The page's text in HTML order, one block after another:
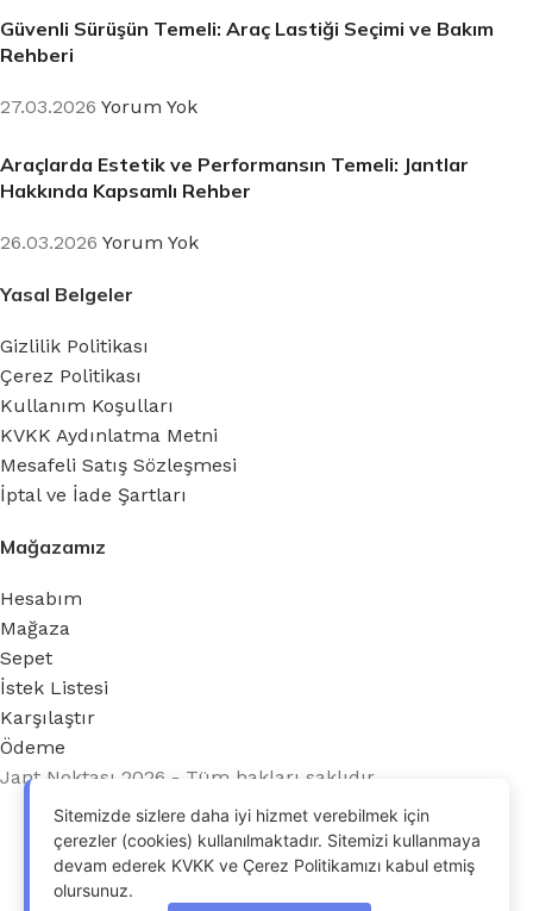
Güvenli Sürüşün Temeli: Araç Lastiği Seçimi ve Bakım
Rehberi
27.03.2026 Yorum Yok
Araçlarda Estetik ve Performansın Temeli: Jantlar
Hakkında Kapsamlı Rehber
26.03.2026 Yorum Yok
Yasal Belgeler
Gizlilik Politikası
Çerez Politikası
Kullanım Koşulları
KVKK Aydınlatma Metni
Mesafeli Satış Sözleşmesi
İptal ve İade Şartları
Mağazamız
Hesabım
Mağaza
Sepet
İstek Listesi
Karşılaştır
Ödeme
Jant Noktası 2026 - Tüm hakları saklıdır.
OdrinDigital tarafından geliştirildi.
Sitemizde sizlere daha iyi hizmet verebilmek için
çerezler (cookies) kullanılmaktadır. Sitemizi kullanmaya
devam ederek KVKK ve Çerez Politikamızı kabul etmiş
olursunuz.